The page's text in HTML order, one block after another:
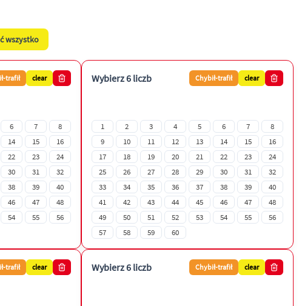
wszystko
trafił clear
6 7
8
14 15
16
22 23
24
30 31
32
38 39
40
46 47
48
54 55
56
Wybierz 6 liczb Chybił-trafił clear
1 2 3 4 5 6 7
8
9
10 11 12 13 14 15
16
17
18 19 20 21 22 23
24
25
26 27 28 29 30 31
32
33
34 35 36 37 38 39
40
41
42 43 44 45 46 47
48
49
50 51 52 53 54 55
56
57
58 59 60
trafił clear Wybierz 6 liczb Chybił-trafił clear